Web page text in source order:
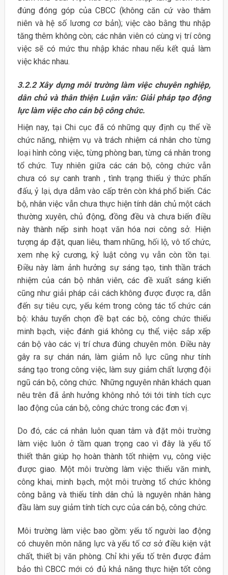
đúng đóng góp của CBCC (không căn cứ vào thâm
niên và hệ số lương cơ bản); việc cào bằng thu nhập
tăng thêm không còn; các nhân viên có cùng vị trí công
việc sẽ có mức thu nhập khác nhau nếu kết quả làm
việc khác nhau.
3.2.2 Xây dựng môi trường làm việc chuyên nghiệp,
dân chủ và thân thiện Luận văn: Giải pháp tạo động
lực làm việc cho cán bộ công chức.
Hiện nay, tại Chi cục đã có những quy định cụ thể về
chức năng, nhiệm vụ và trách nhiệm cá nhân cho từng
loại hình công việc, từng phòng ban, từng cá nhân trong
tổ chức. Tuy nhiên giữa các cán bộ, công chức vẫn
chưa có sự canh tranh , tình trạng thiếu ý thức phấn
đấu, ỷ lại, dựa dẫm vào cấp trên còn khá phổ biến. Các
bộ, nhân việc vẫn chưa thực hiện tính dân chủ một cách
thường xuyên, chủ động, đồng đều và chưa biến điều
này thành nếp sinh hoạt văn hóa nơi công sở. Hiện
tượng áp đặt, quan liêu, tham nhũng, hối lộ, vô tổ chức,
xem nhẹ kỷ cương, kỷ luật công vụ vẫn còn tồn tại.
Điều này làm ảnh hưởng sự sáng tạo, tinh thần trách
nhiệm của cán bộ nhân viên, các đề xuất sáng kiến
cũng như giải pháp cải cách không được được ra, dẫn
đến sự tiêu cực, yếu kém trong công tác tổ chức cán
bộ: khâu tuyển chọn đề bạt các bộ, công chức thiếu
minh bạch, việc đánh giá không cụ thể, việc sắp xếp
cán bộ vào các vị trí chưa đúng chuyên môn. Điều này
gây ra sự chán nán, làm giảm nỗ lực cũng như tính
sáng tạo trong công việc, làm suy giảm chất lượng đội
ngũ cán bộ, công chức. Những nguyên nhân khách quan
nêu trên đã ảnh hưởng không nhỏ tới tới tính tích cực
lao động của cán bộ, công chức trong các đơn vị.
Do đó, các cá nhân luôn quan tâm và đặt môi trường
làm việc luôn ở tầm quan trọng cao vì đây là yếu tố
thiết thân giúp họ hoàn thành tốt nhiệm vụ, công việc
được giao. Một môi trường làm việc thiếu văn minh,
công khai, minh bạch, một môi trường tổ chức không
công bằng và thiếu tính dân chủ là nguyên nhân hàng
đầu làm suy giảm tính tích cực của cán bộ, công chức.
Môi trường làm việc bao gồm: yếu tố người lao động
có chuyên môn năng lực và yếu tố cơ sở điều kiện vật
chất, thiết bị văn phòng. Chỉ khi yếu tố trên được đảm
bảo thì CBCC mới có đủ khả năng thực hiện tốt công